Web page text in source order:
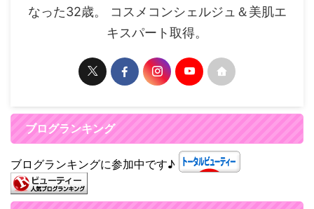
なった32歳。 コスメコンシェルジュ＆美肌エ
キスパート取得。
ブログランキング
ブログランキングに参加中です♪